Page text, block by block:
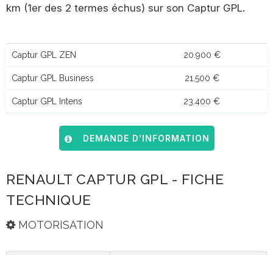
km (1er des 2 termes échus) sur son Captur GPL.
Captur GPL ZEN 20.900 €
Captur GPL Business 21.500 €
Captur GPL Intens 23.400 €
DEMANDE D'INFORMATION
RENAULT CAPTUR GPL - FICHE
TECHNIQUE
MOTORISATION